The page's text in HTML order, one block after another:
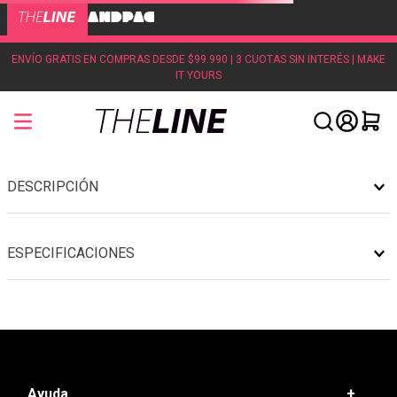
ENVÍO GRATIS EN COMPRAS DESDE $99.990 | 3 CUOTAS SIN INTERÉS | MAKE
IT YOURS
DESCRIPCIÓN
ESPECIFICACIONES